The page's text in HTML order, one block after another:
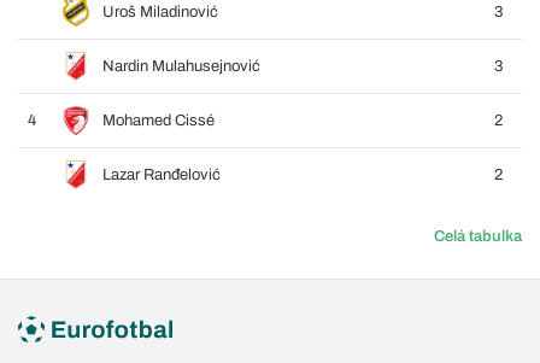
Uroš Miladinović 3
Nardin Mulahusejnović 3
4 Mohamed Cissé 2
Lazar Ranđelović 2
Celá tabulka